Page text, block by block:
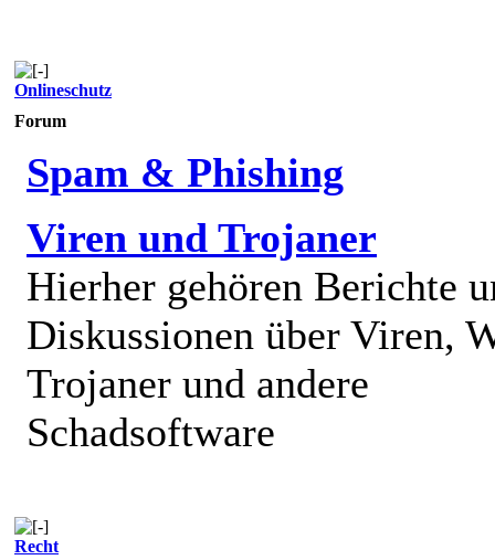
Onlineschutz
Forum
Spam & Phishing
Viren und Trojaner
Hierher gehören Berichte
Diskussionen über Viren,
Trojaner und andere
Schadsoftware
Recht